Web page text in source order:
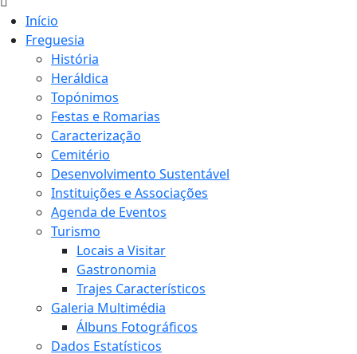
Início
Freguesia
História
Heráldica
Topónimos
Festas e Romarias
Caracterização
Cemitério
Desenvolvimento Sustentável
Instituições e Associações
Agenda de Eventos
Turismo
Locais a Visitar
Gastronomia
Trajes Característicos
Galeria Multimédia
Álbuns Fotográficos
Dados Estatísticos